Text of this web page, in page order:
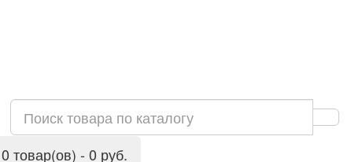
0 товар(ов) - 0 руб.